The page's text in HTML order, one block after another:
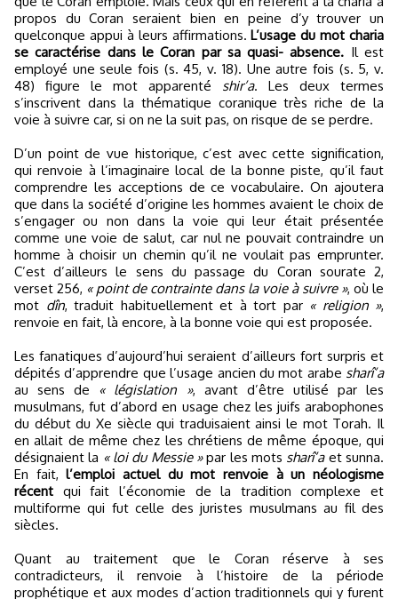
propos du Coran seraient bien en peine d’y trouver un
quelconque appui à leurs affirmations.L’usage du mot charia
se caractérise dans le Coran par sa quasi- absence. Il est
employé une seule fois (s. 45, v. 18). Une autre fois (s. 5, v.
48) figure le mot apparenté shir’a. Les deux termes
s’inscrivent dans la thématique coranique très riche de la
voie à suivre car, si on ne la suit pas, on risque de se perdre.
D’un point de vue historique, c’est avec cette signification,
qui renvoie à l’imaginaire local de la bonne piste, qu’il faut
comprendre les acceptions de ce vocabulaire. On ajoutera
que dans la société d’origine les hommes avaient le choix de
s’engager ou non dans la voie qui leur était présentée
comme une voie de salut, car nul ne pouvait contraindre un
homme à choisir un chemin qu’il ne voulait pas emprunter.
C’est d’ailleurs le sens du passage du Coran sourate 2,
verset 256, « point de contrainte dans la voie à suivre », où le
mot dîn, traduit habituellement et à tort par « religion »,
renvoie en fait, là encore, à la bonne voie qui est proposée.
Les fanatiques d’aujourd’hui seraient d’ailleurs fort surpris et
dépités d’apprendre que l’usage ancien du mot arabe sharî’a
au sens de « législation », avant d’être utilisé par les
musulmans, fut d’abord en usage chez les juifs arabophones
du début du Xe siècle qui traduisaient ainsi le mot Torah. Il
en allait de même chez les chrétiens de même époque, qui
désignaient la « loi du Messie »par les mots sharî’aet sunna.
En fait,l’emploi actuel du mot renvoie à un néologisme
récent qui fait l’économie de la tradition complexe et
multiforme qui fut celle des juristes musulmans au fil des
siècles.
Quant au traitement que le Coran réserve à ses
contradicteurs, il renvoie à l’histoire de la période
prophétique et aux modes d’action traditionnels qui y furent